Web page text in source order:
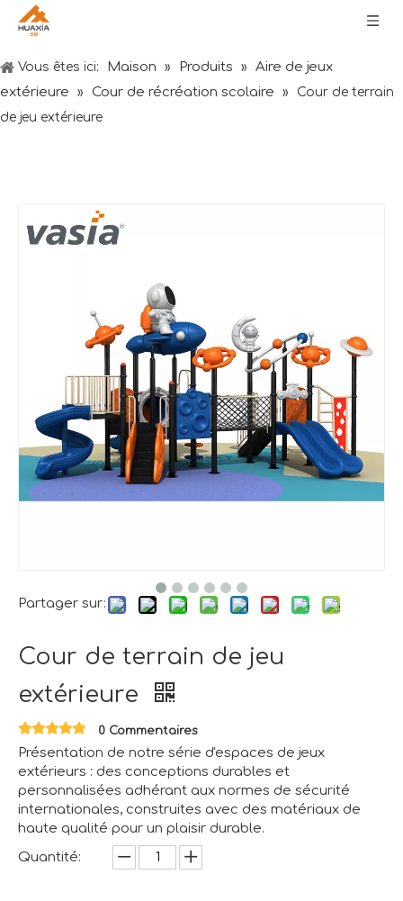
Vous êtes ici: Maison » Produits »
Aire de jeux
extérieure
» Cour de récréation scolaire »
Cour de terrain
de jeu extérieure
Partager sur:
Cour de terrain de jeu
extérieure
0 Commentaires
Présentation de notre série d'espaces de jeux
extérieurs : des conceptions durables et
personnalisées adhérant aux normes de sécurité
internationales, construites avec des matériaux de
haute qualité pour un plaisir durable.
Quantité: